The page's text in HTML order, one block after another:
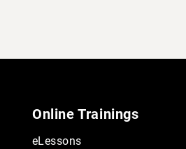
Online Trainings
eLessons